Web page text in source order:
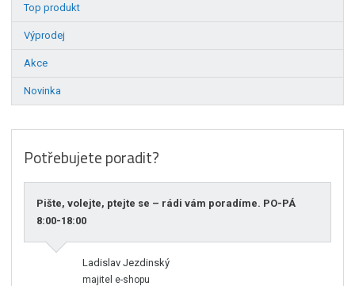
Top produkt
Výprodej
Akce
Novinka
Potřebujete poradit?
Pište, volejte, ptejte se – rádi vám poradíme. PO-PÁ
8:00-18:00
Ladislav Jezdinský
majitel e-shopu